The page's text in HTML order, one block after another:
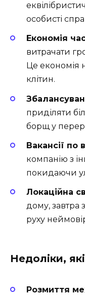
особисті
Економія
витрачати
Це економія
клітин.
приділяти
борщ у
Вакансії по
компанію з
покидаючи
Локаційна
дому, завтра
руху
Недоліки,
Розмиття